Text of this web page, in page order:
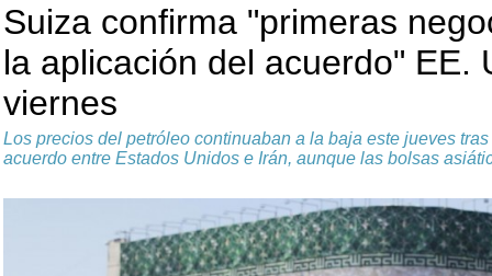
Suiza confirma "primeras
la aplicación del acuerdo" EE.
viernes
Los precios del petróleo continuaban a la baja este jueves
acuerdo entre Estados Unidos e Irán, aunque las bolsas